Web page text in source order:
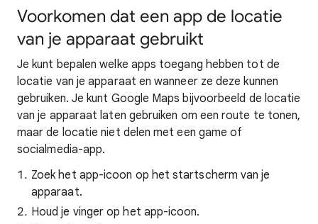
Voorkomen dat een app de locatie
van je apparaat gebruikt
Je kunt bepalen welke apps toegang hebben tot de
locatie van je apparaat en wanneer ze deze kunnen
gebruiken. Je kunt Google Maps bijvoorbeeld de locatie
van je apparaat laten gebruiken om een route te tonen,
maar de locatie niet delen met een game of
socialmedia-app.
Zoek het app-icoon op het startscherm van je
apparaat.
Houd je vinger op het app-icoon.